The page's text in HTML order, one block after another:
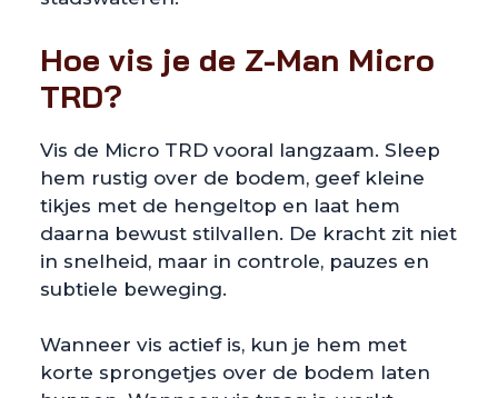
Hoe vis je de Z-Man Micro
TRD?
Vis de Micro TRD vooral langzaam. Sleep
hem rustig over de bodem, geef kleine
tikjes met de hengeltop en laat hem
daarna bewust stilvallen. De kracht zit niet
in snelheid, maar in controle, pauzes en
subtiele beweging.
Wanneer vis actief is, kun je hem met
korte sprongetjes over de bodem laten